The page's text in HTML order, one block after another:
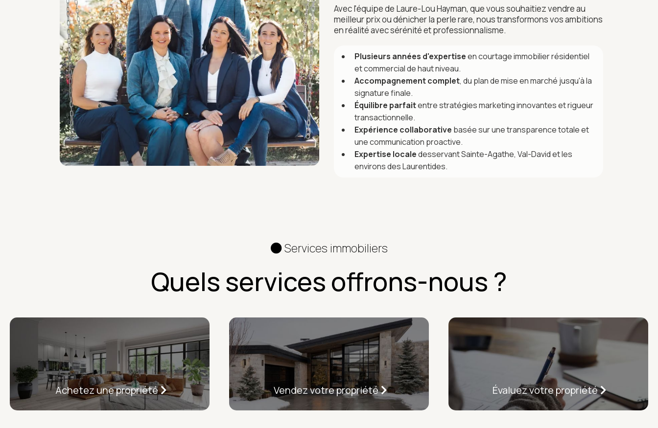
Avec l'équipe de Laure-Lou Hayman, que vous souhaitiez vendre au
meilleur prix ou dénicher la perle rare, nous transformons vos ambitions
en réalité avec sérénité et professionnalisme.
Plusieurs années d'expertiseen courtage immobilier résidentiel
et commercial de haut niveau.
Accompagnement complet, du plan de mise en marché jusqu'à la
signature finale.
Équilibre parfaitentre stratégies marketing innovantes et rigueur
transactionnelle.
Expérience collaborative basée sur une transparence totale et
une communication proactive.
Expertise localedesservant Sainte-Agathe, Val-David et les
environs des Laurentides.
Services immobiliers
Quels services offrons-nous ?
Achetez une propriété Vendez votre propriété Évaluez votre propriété